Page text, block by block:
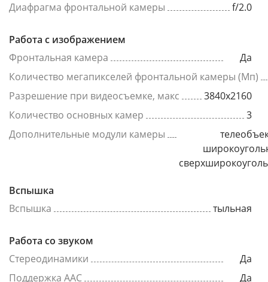
Диафрагма фронтальной камеры
f/2.0
Работа с изображением
Фронтальная камера
Да
Количество мегапикселей фронтальной камеры (Мп)
Разрешение при видеосъемке, макс
3840x2160
Количество основных камер
3
Дополнительные модули камеры
Вспышка
Вспышка
тыльная
Работа со звуком
Стереодинамики
Да
Поддержка AAC
Да